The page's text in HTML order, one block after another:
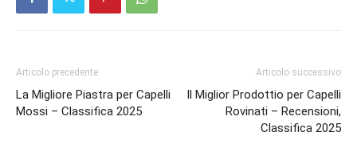
Articolo precedente
La Migliore Piastra per Capelli
Mossi – Classifica 2025
Articolo successivo
Il Miglior Prodottio per Capelli
Rovinati – Recensioni,
Classifica 2025